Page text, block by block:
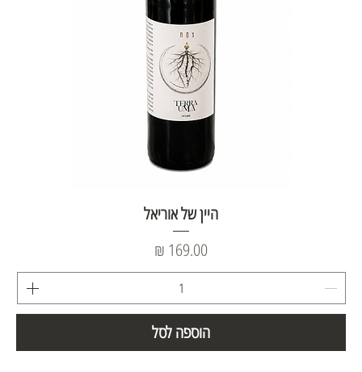
היין של אוריאל
מחיר
הוספה לסל